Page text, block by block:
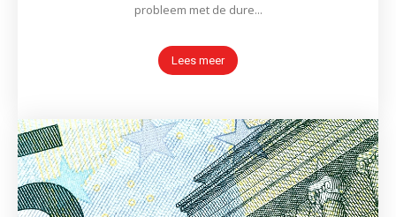
probleem met de dure...
Lees meer